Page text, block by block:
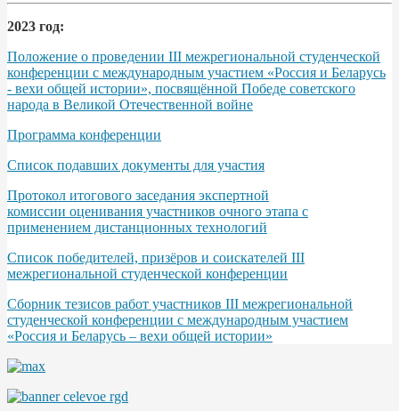
2023 год:
Положение о проведении III межрегиональной студенческой
конференции с международным участием «Россия и Беларусь
- вехи общей истории», посвящённой Победе советского
народа в Великой Отечественной войне
Программа конференции
Список подавших документы для участия
Протокол итогового заседания экспертной
комиссии оценивания участников очного этапа с
применением дистанционных технологий
Список победителей, призёров и соискателей III
межрегиональной студенческой конференции
Сборник тезисов работ участников III межрегиональной
студенческой конференции с международным участием
«Россия и Беларусь – вехи общей истории»